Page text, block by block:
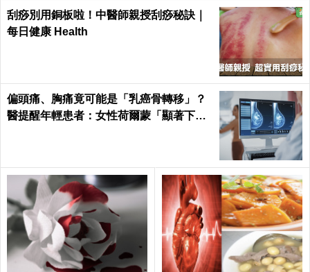
刮痧別用銅板啦！中醫師親授刮痧秘訣｜
每日健康 Health
偏頭痛、胸痛竟可能是「乳癌骨轉移」？
醫提醒年輕患者：女性荷爾蒙「顯著下